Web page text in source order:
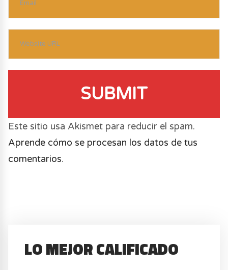
SUBMIT
Este sitio usa Akismet para reducir el spam.
Aprende cómo se procesan los datos de tus
comentarios.
LO MEJOR CALIFICADO